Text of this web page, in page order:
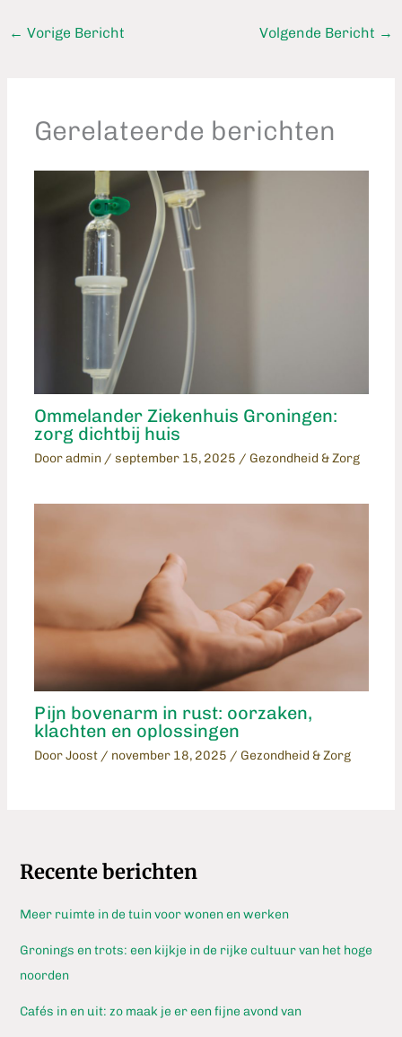
← Vorige Bericht Volgende Bericht →
Gerelateerde berichten
Ommelander Ziekenhuis Groningen:
zorg dichtbij huis
Door admin / september 15, 2025 / Gezondheid & Zorg
Pijn bovenarm in rust: oorzaken,
klachten en oplossingen
Door Joost / november 18, 2025 / Gezondheid & Zorg
Recente berichten
Meer ruimte in de tuin voor wonen en werken
Gronings en trots: een kijkje in de rijke cultuur van het hoge
noorden
Cafés in en uit: zo maak je er een fijne avond van